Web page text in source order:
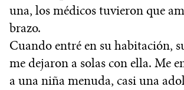
una, los médicos tuvieron que
brazo.
Cuando entré en su habitación,
me dejaron a solas con ella. Me
a una niña menuda, casi una